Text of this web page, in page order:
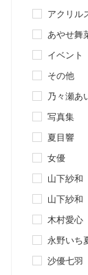
アクリル
あやせ舞
イベント
その他
乃々瀬あ
写真集
夏目響
女優
山下紗和
山下紗和
木村愛心
永野いち
沙優七羽